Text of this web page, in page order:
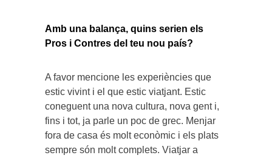
Amb una balança, quins serien els
Pros i Contres del teu nou país?
A favor mencione les experiències que
estic vivint i el que estic viatjant. Estic
coneguent una nova cultura, nova gent i,
fins i tot, ja parle un poc de grec. Menjar
fora de casa és molt econòmic i els plats
sempre són molt complets. Viatjar a